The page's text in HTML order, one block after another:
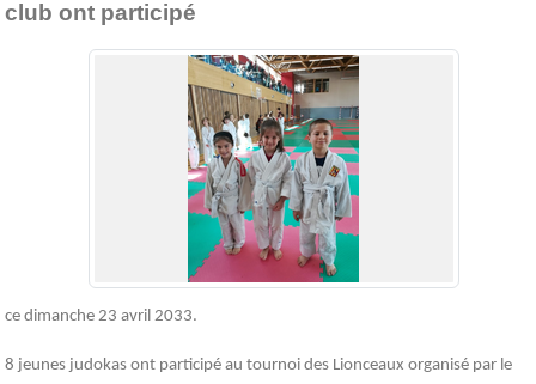
club ont participé
ce dimanche 23 avril 2033.
8 jeunes judokas ont participé au tournoi des Lionceaux organisé par le